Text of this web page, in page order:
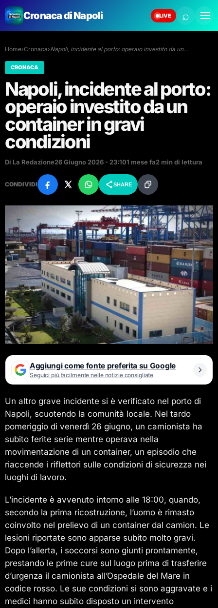
Cronaca di Napoli LIVE ⌕
Home›Cronaca›Napoli, incidente al porto: operaio investito da un…
CRONACA
Napoli, incidente al porto:
operaio investito da un
container in gravi
condizioni
Di La Redazione26 Giugno 2026 - 23:101 mese fa2 min di lettura
CONDIVIDI SHARE
Aggiungi come fonte preferita su Google
Seguici più facilmente nelle notizie consigliate
Un altro grave incidente si è verificato nel porto di
Napoli, scuotendo la comunità locale. Nel tardo
pomeriggio di venerdì 26 giugno, un camionista ha
subito ferite serie mentre operava nella
movimentazione di un container, un episodio che
riaccende i riflettori sulle condizioni di sicurezza nei
luoghi di lavoro.
L’incidente è avvenuto intorno alle 18:00, quando,
secondo la prima ricostruzione, l’uomo è rimasto
coinvolto nel prelievo di un container dal camion. Le
lesioni riportate sono apparse subito molto gravi.
Dopo l’allerta, i soccorsi sono giunti prontamente,
prestando le prime cure sul luogo prima di trasferire
d’urgenza il camionista all’Ospedale del Mare in
codice rosso. Le sue condizioni si sono aggravate e i
medici hanno subito disposto un intervento